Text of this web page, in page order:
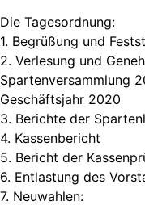
Die Tagesordnung:
1. Begrüßung und
2. Verlesung und
Spartenversammlung
Geschäftsjahr 2020
3. Berichte der
4. Kassenbericht
5. Bericht der
6. Entlastung des
7. Neuwahlen: